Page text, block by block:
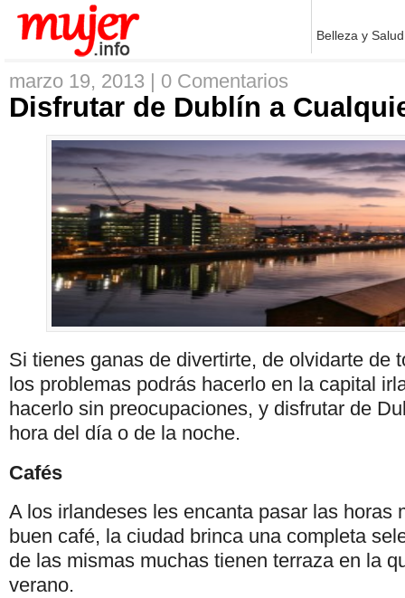
Belleza y Salud
marzo 19, 2013 | 0 Comentarios
Disfrutar de Dublín a
Si tienes ganas de divertirte, de olvidarte de
los problemas podrás hacerlo en la capital
hacerlo sin preocupaciones, y disfrutar de
hora del día o de la noche.
Cafés
A los irlandeses les encanta pasar las horas
buen café, la ciudad brinca una completa
de las mismas muchas tienen terraza en la
verano.